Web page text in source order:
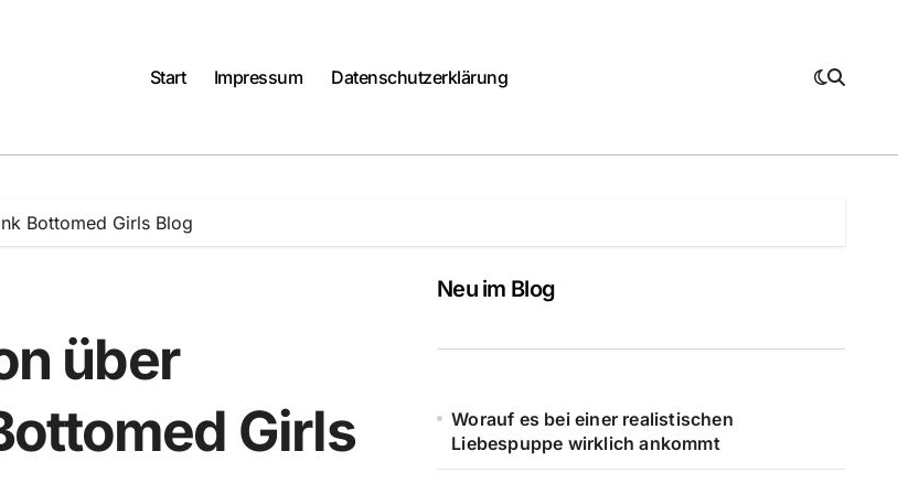
Start Impressum Datenschutzerklärung
Bottomed Girls Blog
über
Girls
Neu im Blog
Worauf es bei einer realistischen
Liebespuppe wirklich ankommt